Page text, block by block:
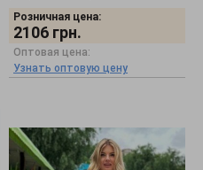
Розничная цена:
2106 грн.
Оптовая цена:
Узнать оптовую цену